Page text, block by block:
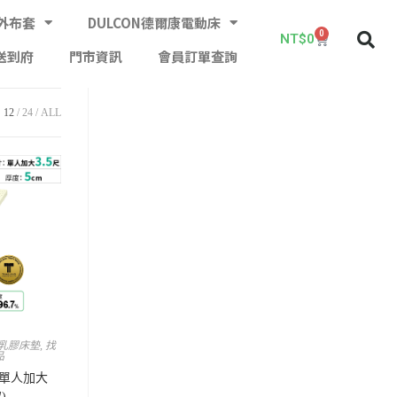
布套
DULCON德爾康電動床
到府
門市資訊 會員訂單查詢
NT$0 0
12 24 ALL
膠床墊, 找
人加大